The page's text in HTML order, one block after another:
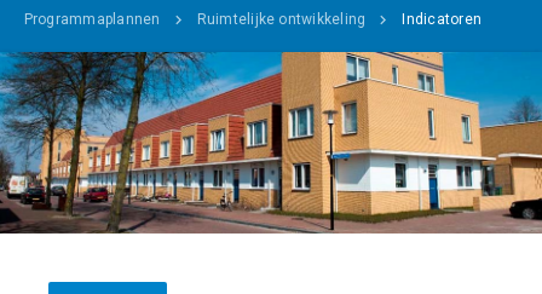
Programmaplannen Ruimtelijke ontwikkeling Indicatoren